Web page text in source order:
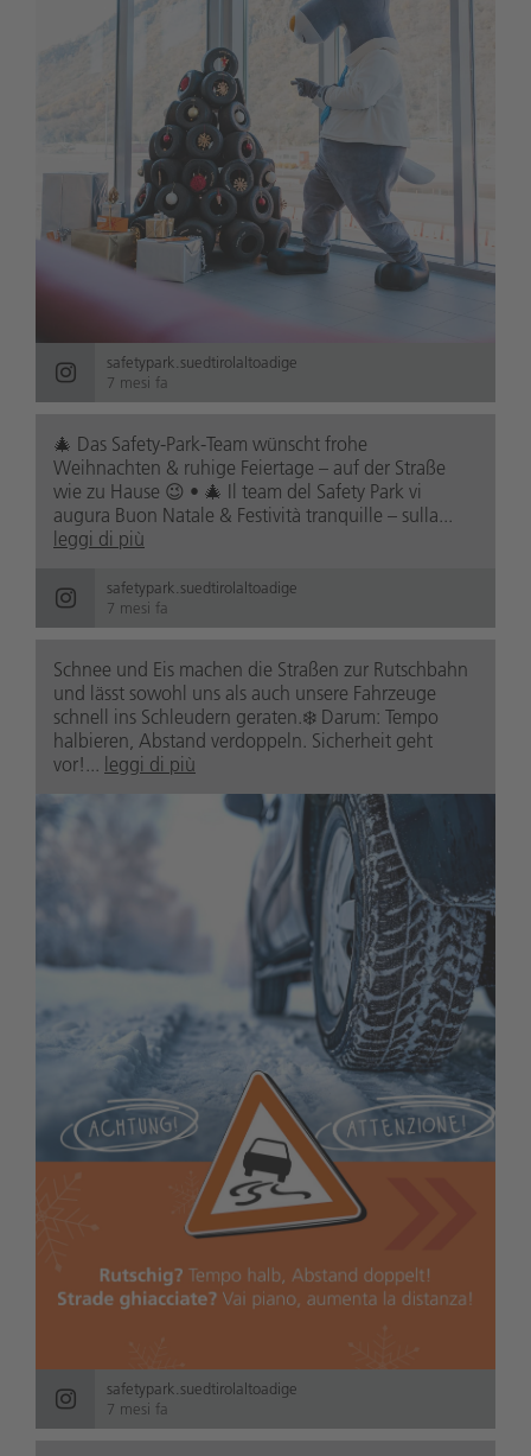
safetypark.suedtirolaltoadige
7 mesi fa
🎄 Das Safety-Park-Team wünscht frohe
Weihnachten & ruhige Feiertage – auf der Straße
wie zu Hause 😉 • 🎄 Il team del Safety Park vi
augura Buon Natale & Festività tranquille – sulla...
leggi di più
safetypark.suedtirolaltoadige
7 mesi fa
Schnee und Eis machen die Straßen zur Rutschbahn
und lässt sowohl uns als auch unsere Fahrzeuge
schnell ins Schleudern geraten.❄️ Darum: Tempo
halbieren, Abstand verdoppeln. Sicherheit geht
vor!... leggi di più
safetypark.suedtirolaltoadige
7 mesi fa